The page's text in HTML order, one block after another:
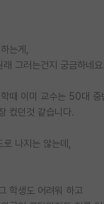
는게,
그러는건지 궁금하네
때 이미 교수는 50대 중
컸던것 같습니다.
나지는 않는데,
학생도 어려워 하고